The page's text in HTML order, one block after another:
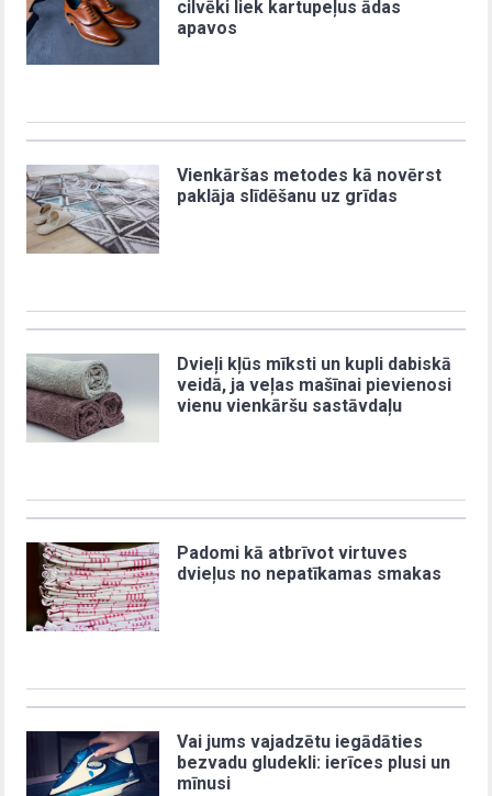
cilvēki liek kartupeļus ādas
apavos
Vienkāršas metodes kā novērst
paklāja slīdēšanu uz grīdas
Dvieļi kļūs mīksti un kupli dabiskā
veidā, ja veļas mašīnai pievienosi
vienu vienkāršu sastāvdaļu
Padomi kā atbrīvot virtuves
dvieļus no nepatīkamas smakas
Vai jums vajadzētu iegādāties
bezvadu gludekli: ierīces plusi un
mīnusi